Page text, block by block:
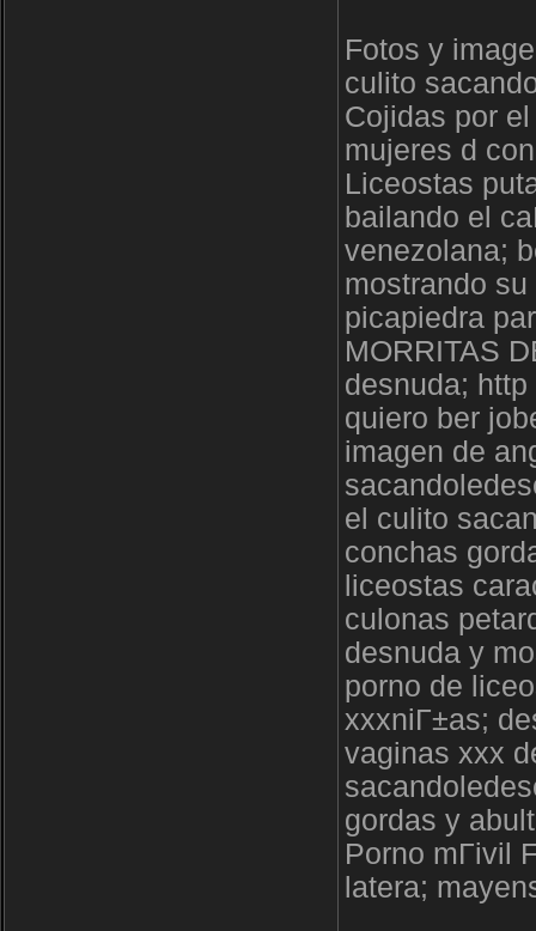
Fotos y
culito
Cojidas por
mujeres d
Liceostas
bailando el
venezolana;
mostrando
picapiedra
MORRITAS
desnuda;
quiero ber
imagen de
el culito
conchas
liceostas
culonas
desnuda y
porno de
xxxniГ±as;
vaginas xxx
gordas y
Porno mГіvil
latera;